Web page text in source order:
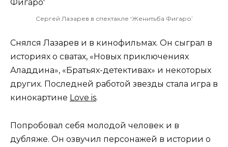
Сергей Лазарев в спектакле ‘Женитьба Фигаро’
Снялся Лазарев и в кинофильмах. Он сыграл в
историях о сватах, «Новых приключениях
Аладдина», «Братьях-детективах» и некоторых
других. Последней работой звезды стала игра в
кинокартине Love is.
Попробовал себя молодой человек и в
дубляже. Он озвучил персонажей в истории о